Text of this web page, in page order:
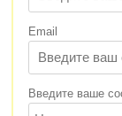
Email
Введите ваше